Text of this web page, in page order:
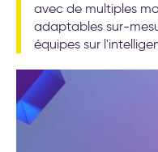
avec de multiples
adaptables sur-
équipes sur